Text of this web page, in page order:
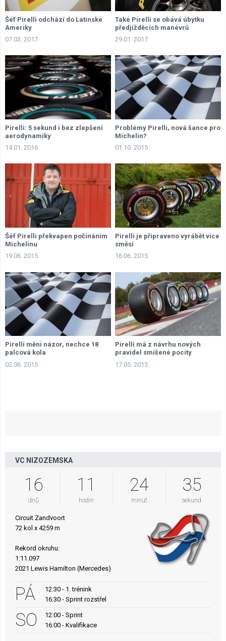
Šéf Pirelli odchází do Latinské
Ameriky
07.03. 2017
Také Pirelli se obává úbytku
předjížděcích manévrů
29.01. 2017
Pirelli: 5 sekund i bez zlepšení
aerodynamiky
14.01. 2016
Problémy Pirelli, nová šance pro
Michelin?
01.10. 2015
Šéf Pirelli překvapen počínáním
Michelinu
19.06. 2015
Pirelli je připraveno vyrábět více
směsí
16.06. 2015
Pirelli mění názor, nechce 18
palcová kola
02.06. 2015
Pirelli má z návrhu nových
pravidel smíšené pocity
17.05. 2015
VC NIZOZEMSKA
16
dnů
11
hodin
24
minut
34
sekund
Circuit Zandvoort
72 kol x 4259 m
Rekord okruhu:
1:11.097
2021 Lewis Hamilton (Mercedes)
PÁ
12:30 - 1. trénink
16:30 - Sprint rozstřel
SO
12:00 - Sprint
16:00 - Kvalifikace